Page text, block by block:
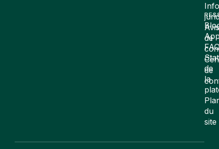
de
la
du
site
Avis
de
de